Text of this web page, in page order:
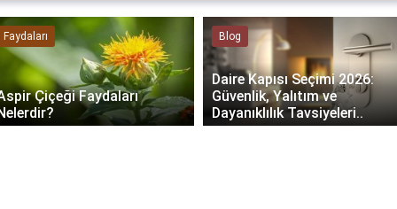
Faydaları
Çiçeği Faydaları
Blog
Daire Kapısı Seçimi 2026:
Güvenlik, Yalıtım ve
Dayanıklılık Tavsiyeleri..